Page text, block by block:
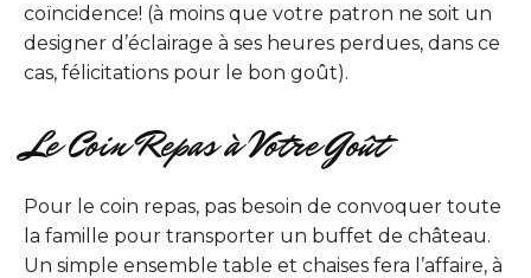
coïncidence! (à moins que votre patron ne soit un
designer d’éclairage à ses heures perdues, dans ce
cas, félicitations pour le bon goût).
Le Coin Repas à Votre Goût
Pour le coin repas, pas besoin de convoquer toute
la famille pour transporter un buffet de château.
Un simple ensemble table et chaises fera l’affaire, à